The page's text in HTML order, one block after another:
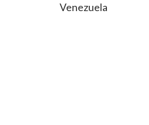
Venezuela